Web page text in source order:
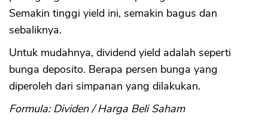
Semakin tinggi yield ini, semakin bagus dan
sebaliknya.
Untuk mudahnya, dividend yield adalah seperti
bunga deposito. Berapa persen bunga yang
diperoleh dari simpanan yang dilakukan.
Formula: Dividen / Harga Beli Saham